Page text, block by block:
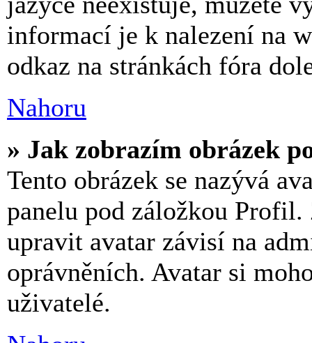
informací je k nalezení na
odkaz na stránkách fóra
Nahoru
» Jak zobrazím obrázek
Tento obrázek se nazývá
panelu pod záložkou
upravit avatar závisí na
oprávněních. Avatar si
uživatelé.